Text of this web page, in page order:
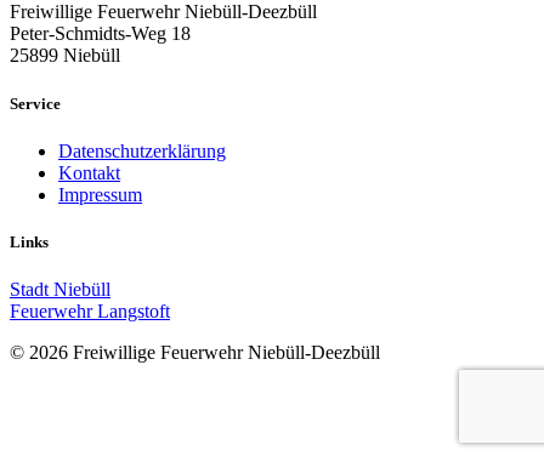
Freiwillige Feuerwehr Niebüll-Deezbüll
Peter-Schmidts-Weg 18
25899 Niebüll
Service
Datenschutzerklärung
Kontakt
Impressum
Links
Stadt Niebüll
Feuerwehr Langstoft
© 2026 Freiwillige Feuerwehr Niebüll-Deezbüll